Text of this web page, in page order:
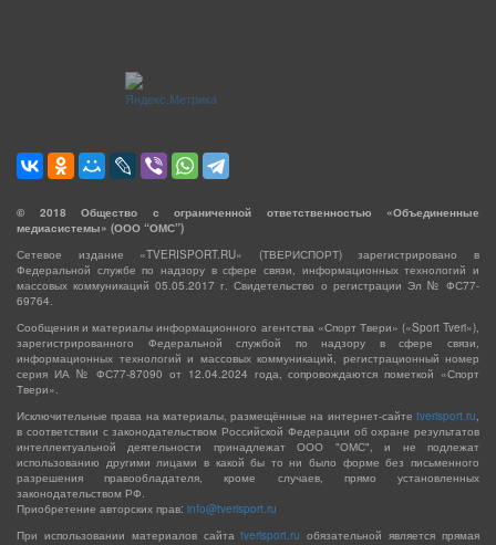
© 2018 Общество с ограниченной ответственностью «Объединенные
медиасистемы» (ООО “ОМС”)
Сетевое издание «TVERISPORT.RU» (ТВЕРИСПОРТ) зарегистрировано в
Федеральной службе по надзору в сфере связи, информационных технологий и
массовых коммуникаций 05.05.2017 г. Свидетельство о регистрации Эл № ФС77-
69764.
Сообщения и материалы информационного агентства «Спорт Твери» («Sport Tveri»),
зарегистрированного Федеральной службой по надзору в сфере связи,
информационных технологий и массовых коммуникаций, регистрационный номер
серия ИА № ФС77-87090 от 12.04.2024 года, сопровождаются пометкой «Спорт
Твери».
Исключительные права на материалы, размещённые на интернет-сайте tverisport.ru
в соответствии с законодательством Российской Федерации об охране результатов
интеллектуальной деятельности принадлежат ООО "ОМС", и не подлежат
использованию другими лицами в какой бы то ни было форме без письменного
разрешения правообладателя, кроме случаев, прямо установленных
законодательством РФ.
Приобретение авторских прав: info@tverisport.ru
При использовании материалов сайтаtverisport.ru обязательной является прямая